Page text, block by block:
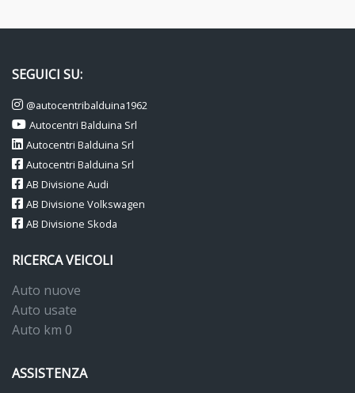
SEGUICI SU:
@autocentribalduina1962
Autocentri Balduina Srl
Autocentri Balduina Srl
Autocentri Balduina Srl
AB Divisione Audi
AB Divisione Volkswagen
AB Divisione Skoda
RICERCA VEICOLI
Auto nuove
Auto usate
Auto km 0
ASSISTENZA